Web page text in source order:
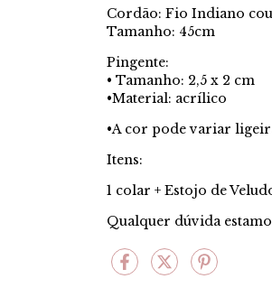
Cordão: Fio Indiano
Tamanho: 45cm
Pingente:
• Tamanho: 2,5 x 2 cm
•Material: acrílico
•A cor pode variar
Itens:
1 colar + Estojo de
Qualquer dúvida